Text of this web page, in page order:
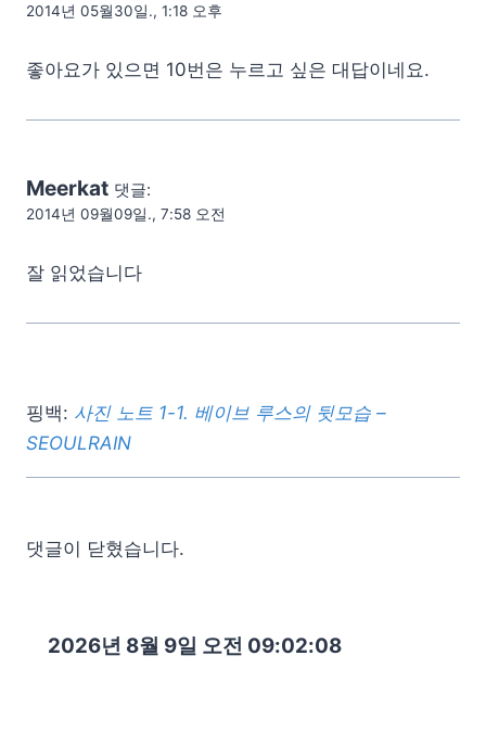
2014년 05월30일., 1:18 오후
좋아요가 있으면 10번은 누르고 싶은 대답이네요.
Meerkat 댓글:
2014년 09월09일., 7:58 오전
잘 읽었습니다
핑백: 사진 노트 1-1. 베이브 루스의 뒷모습 –
SEOULRAIN
댓글이 닫혔습니다.
2026년 8월 9일 오전 09:02:09